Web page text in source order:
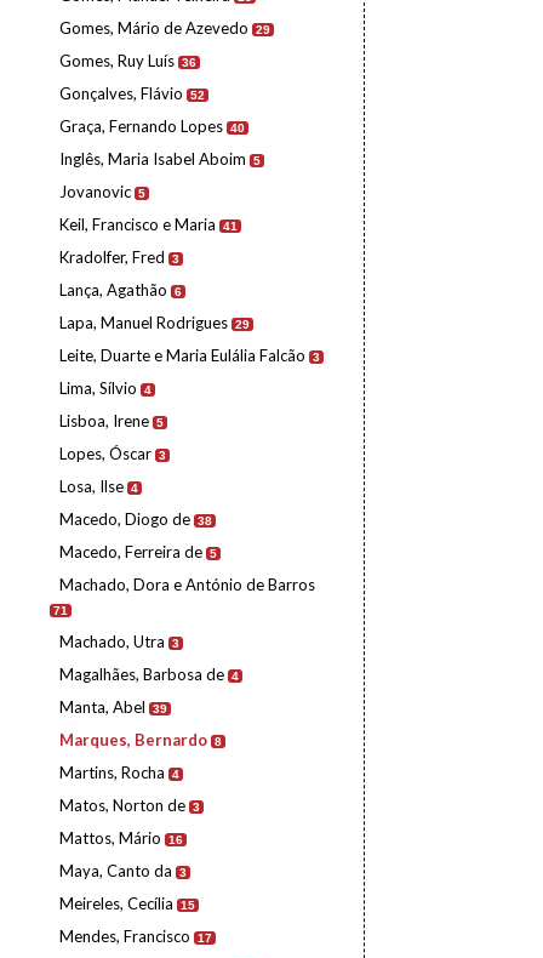
Gomes, Mário de Azevedo 29
Gomes, Ruy Luís 36
Gonçalves, Flávio 52
Graça, Fernando Lopes 40
Inglês, Maria Isabel Aboim 5
Jovanovic 5
Keil, Francisco e Maria 41
Kradolfer, Fred 3
Lança, Agathão 6
Lapa, Manuel Rodrigues 29
Leite, Duarte e Maria Eulália Falcão 3
Lima, Sílvio 4
Lisboa, Irene 5
Lopes, Óscar 3
Losa, Ilse 4
Macedo, Diogo de 38
Macedo, Ferreira de 5
Machado, Dora e António de Barros
71
Machado, Utra 3
Magalhães, Barbosa de 4
Manta, Abel 39
Marques, Bernardo 8
Martins, Rocha 4
Matos, Norton de 3
Mattos, Mário 16
Maya, Canto da 3
Meireles, Cecília 15
Mendes, Francisco 17